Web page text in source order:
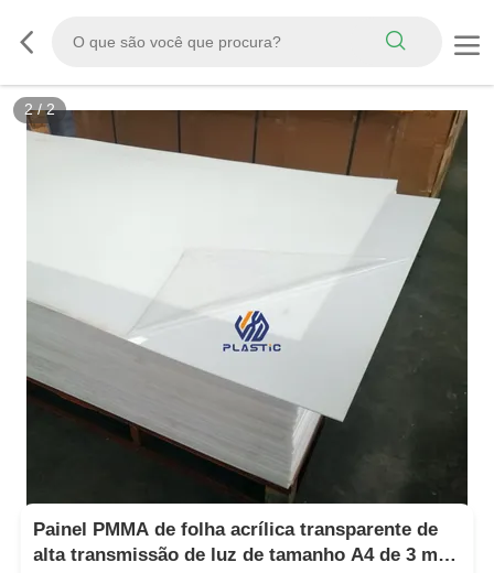
2/2
Painel PMMA de folha acrílica transparente de
alta transmissão de luz de tamanho A4 de 3 mm